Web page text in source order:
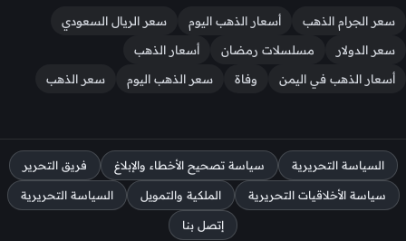
سعر الجرام الذهب أسعار الذهب اليوم
سعر الريال السعودي
سعر الدولار
مسلسلات رمضان
أسعار الذهب
أسعار الذهب في اليمن
وفاة سعر الذهب اليوم سعر الذهب
السياسة التحريرية سياسة تصحيح الأخطاء والإبلاغ فريق التحرير
سياسة الأخلاقيات التحريرية الملكية والتمويل السياسة التحريرية
إتصل بنا